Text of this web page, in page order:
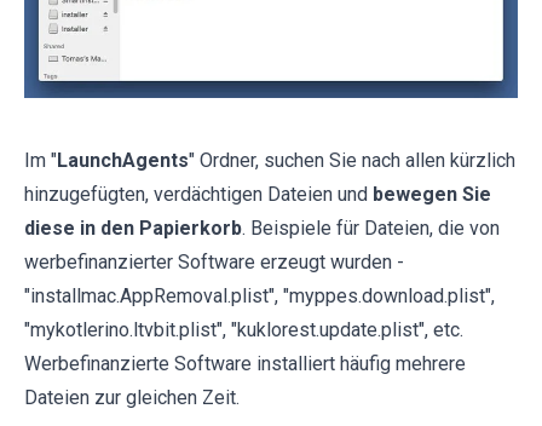
Im "LaunchAgents" Ordner, suchen Sie nach allen kürzlich
hinzugefügten, verdächtigen Dateien und bewegen Sie
diese in den Papierkorb. Beispiele für Dateien, die von
werbefinanzierter Software erzeugt wurden -
"installmac.AppRemoval.plist", "myppes.download.plist",
"mykotlerino.ltvbit.plist", "kuklorest.update.plist", etc.
Werbefinanzierte Software installiert häufig mehrere
Dateien zur gleichen Zeit.